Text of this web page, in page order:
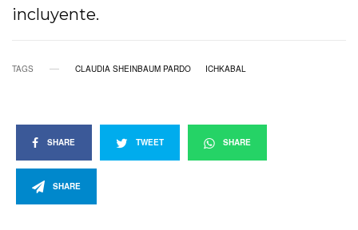
incluyente.
TAGS CLAUDIA SHEINBAUM PARDO ICHKABAL
SHARE TWEET SHARE
SHARE